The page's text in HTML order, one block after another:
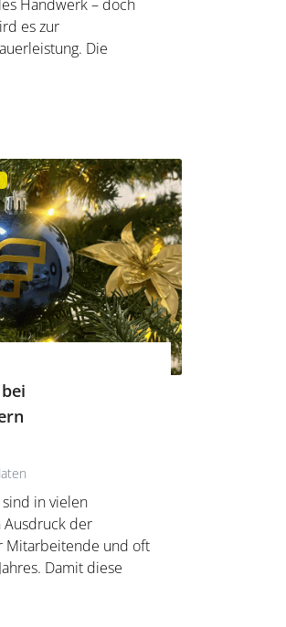
Handwerk – doch
es zur
Die
in vielen
der
Mitarbeitende und oft
Damit diese